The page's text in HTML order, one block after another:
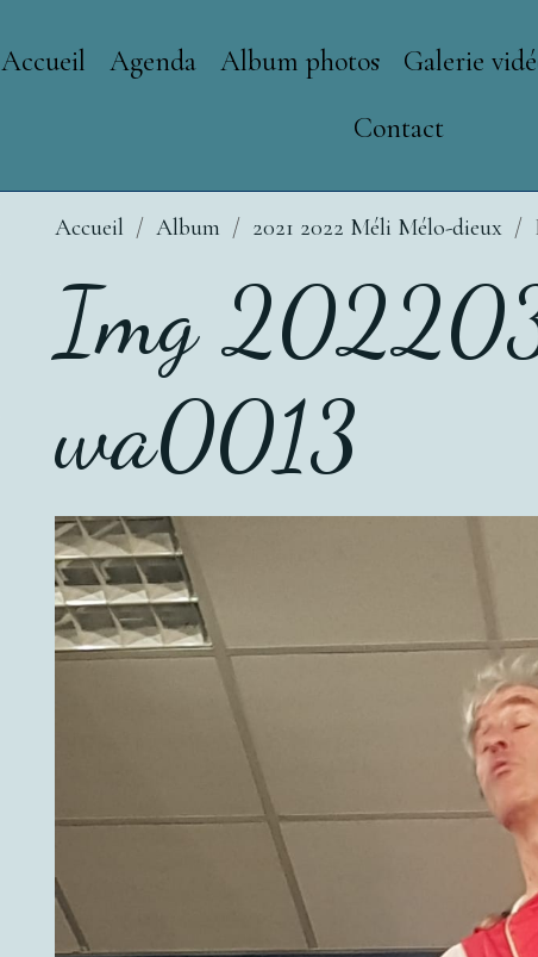
Accueil Agenda Album photos Galerie
Contact
Accueil Album 2021 2022 Méli Mélo-dieux
Img
wa0013